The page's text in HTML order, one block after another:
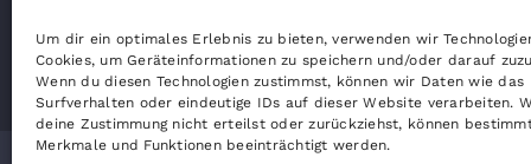
Um dir ein optimales Erlebnis zu bieten, verwenden wir
Cookies, um Geräteinformationen zu speichern und/oder darauf
Wenn du diesen Technologien zustimmst, können wir Daten wie das
Surfverhalten oder eindeutige IDs auf dieser Website verarbeiten.
deine Zustimmung nicht erteilst oder zurückziehst, können
Merkmale und Funktionen beeinträchtigt werden.